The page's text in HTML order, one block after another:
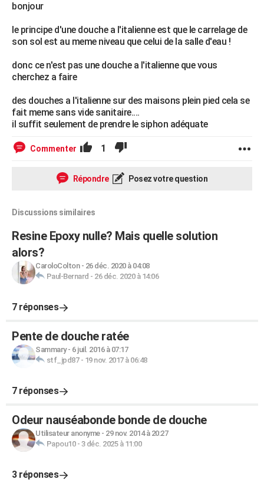
S'inscrire
Se connecter
Lycées
Collèges
Primaires
Universités
Entreprises
Service militaire
Avis de recherche
AVIS DE DÉCÈS
FORUM
bonjour
le principe d'une douche a l'italienne est que le carrelage de
son sol est au meme niveau que celui de la salle d'eau !
donc ce n'est pas une douche a l'italienne que vous
cherchez a faire
des douches a l'italienne sur des maisons plein pied cela se
fait meme sans vide sanitaire....
il suffit seulement de prendre le siphon adéquate
Commenter 1
Répondre Posez votre question
Discussions similaires
Resine Epoxy nulle? Mais quelle solution
alors?
CaroloColton- 26 déc. 2020 à 04:08
Paul-Bernard - 26 déc. 2020 à 14:06
7 réponses
Pente de douche ratée
Sammary- 6 juil. 2016 à 07:17
stf_jpd87- 19 nov. 2017 à 06:48
7 réponses
Odeur nauséabonde bonde de douche
Utilisateur anonyme- 29 nov. 2014 à 20:27
Papou10- 3 déc. 2025 à 11:00
3 réponses